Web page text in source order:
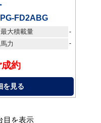
FD2ABG
最大積載量 -
馬力 -
成約
を見る
目を表示